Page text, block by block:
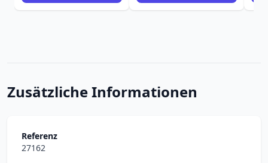
Zusätzliche Informationen
Referenz
27162